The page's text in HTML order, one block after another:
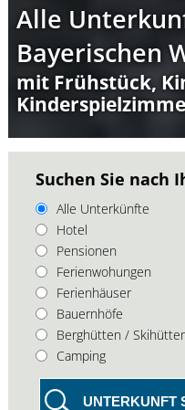
Alle
Bayerischen
mit Frühstück,
Suchen Sie nach
Alle Unterkünfte
Hotel
Pensionen
Ferienwohungen
Ferienhäuser
Bauernhöfe
Berghütten /
Camping
UNTERKUNFT